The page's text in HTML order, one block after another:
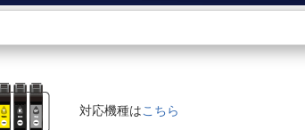
店舗サービス
ネット取り置き
対応機種はこちら